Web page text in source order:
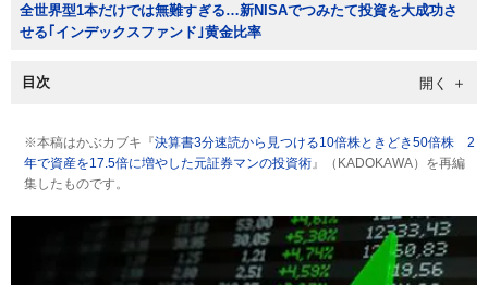
全世界型1本だけでは無難すぎる…新NISAでつみたて投資を大成功さ
せる｢インデックスファンド｣黄金比率
目次
※本稿はかぶカブキ『決算書3分速読から見つける10倍株ときどき50倍株 2
年で資産を17.5倍に増やした元証券マンの投資術 』（KADOKAWA）を再編
集したものです。